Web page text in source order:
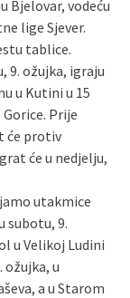
Bjelovar, vodeću
lige Sjever.
tablice.
9. ožujka, igraju
u Kutini u 15
Prije
će protiv
će u nedjelju,
utakmice
subotu, 9.
u Velikoj Ludini
ožujka, u
a u Starom